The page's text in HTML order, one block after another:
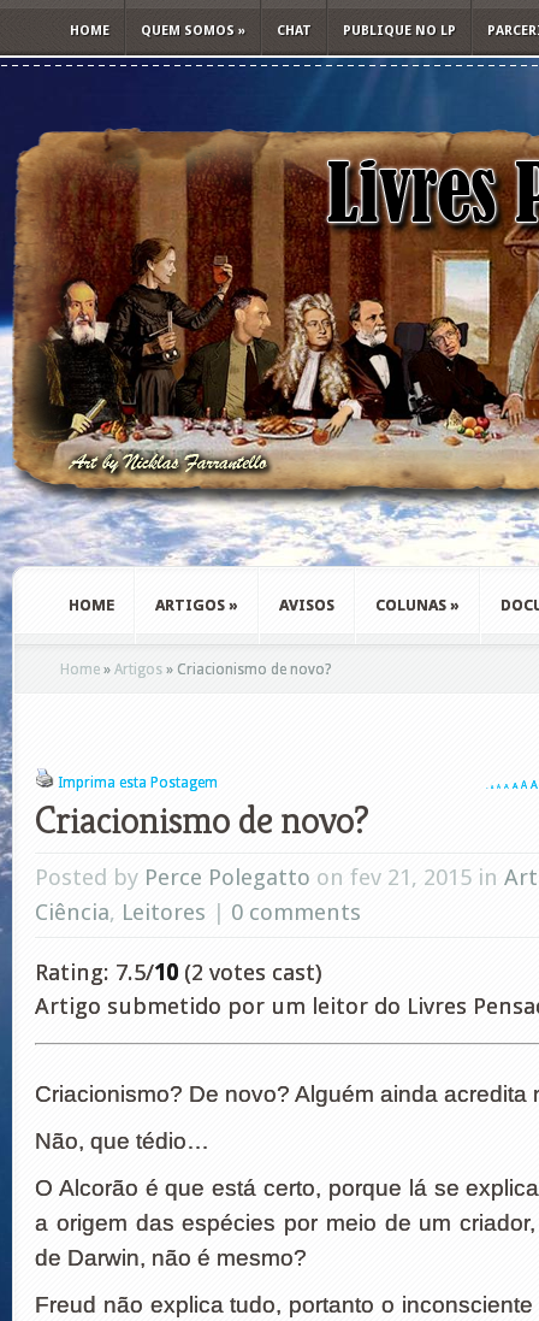
HOME QUEM SOMOS » CHAT PUBLIQUE NO LP
HOME ARTIGOS » AVISOS COLUNAS »
Home » Artigos » Criacionismo de novo?
Imprima esta Postagem A A A A A A A
Criacionismo de novo?
Posted by Perce Polegatto on fev 21, 2015 in
Ciência, Leitores | 0 comments
Rating: 7.5/10 (2 votes cast)
Artigo submetido por um leitor do Livres
Criacionismo? De novo? Alguém ainda acredita
Não, que tédio…
O Alcorão é que está certo, porque lá se
a origem das espécies por meio de um
de Darwin, não é mesmo?
Freud não explica tudo, portanto o